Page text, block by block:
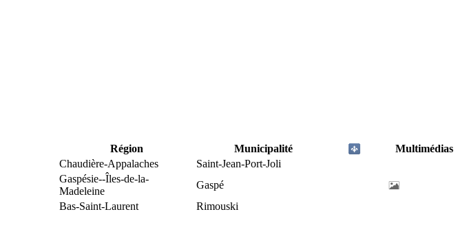
Région Municipalité
Multimédias
Chaudière-Appalaches
Saint-Jean-Port-Joli
Gaspésie--Îles-de-la-
Madeleine
Gaspé
Bas-Saint-Laurent Rimouski